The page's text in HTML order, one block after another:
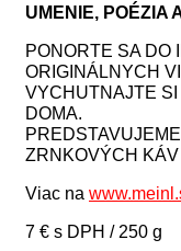
UMENIE, POÉZIA
PONORTE SA DO
ORIGINÁLNYCH
VYCHUTNAJTE
DOMA.
ZRNKOVÝCH
Viac na
7 € s DPH / 250 g